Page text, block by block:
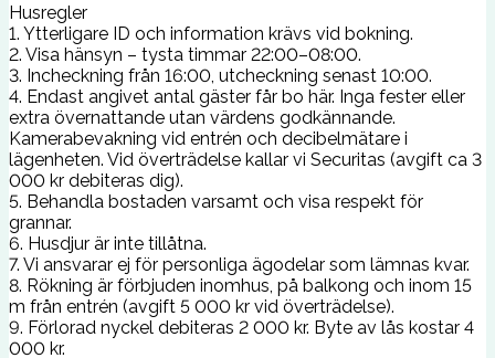
Husregler
1. Ytterligare ID och information krävs vid bokning.
2. Visa hänsyn – tysta timmar 22:00–08:00.
3. Incheckning från 16:00, utcheckning senast 10:00.
4. Endast angivet antal gäster får bo här. Inga fester eller
extra övernattande utan värdens godkännande.
Kamerabevakning vid entrén och decibelmätare i
lägenheten. Vid överträdelse kallar vi Securitas (avgift ca 3
000 kr debiteras dig).
5. Behandla bostaden varsamt och visa respekt för
grannar.
6. Husdjur är inte tillåtna.
7. Vi ansvarar ej för personliga ägodelar som lämnas kvar.
8. Rökning är förbjuden inomhus, på balkong och inom 15
m från entrén (avgift 5 000 kr vid överträdelse).
9. Förlorad nyckel debiteras 2 000 kr. Byte av lås kostar 4
000 kr.